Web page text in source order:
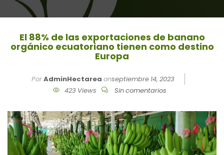
El 88% de las exportaciones de banano
orgánico ecuatoriano tienen como destino
Europa
PorAdminHectarea onseptiembre 14, 2023
423 Views
Sin comentarios